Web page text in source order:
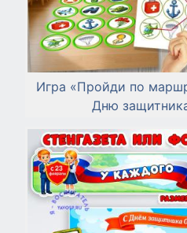
Игра «Пройди по
Дню